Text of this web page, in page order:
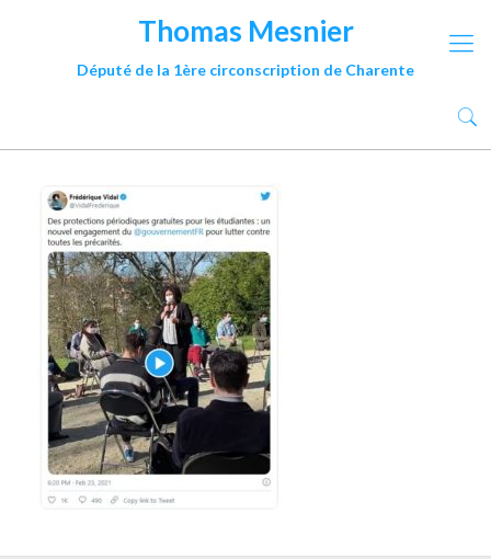
Thomas Mesnier
Député de la 1ère circonscription de Charente